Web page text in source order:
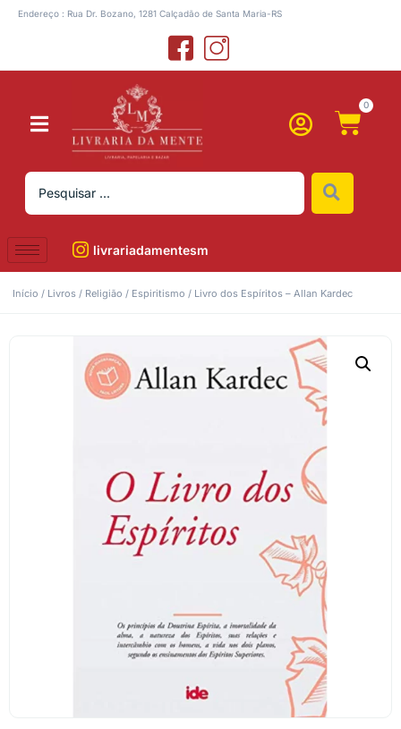
Endereço : Rua Dr. Bozano, 1281 Calçadão de Santa Maria-RS
0
livrariadamentesm
Início / Livros / Religião / Espiritismo / Livro dos Espíritos – Allan Kardec